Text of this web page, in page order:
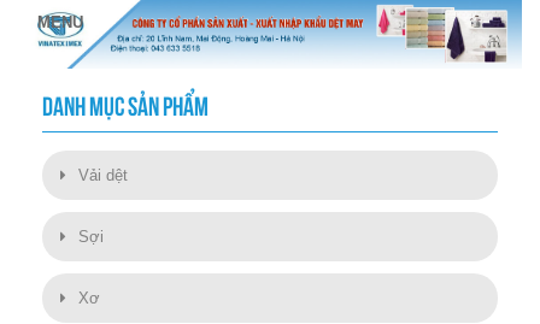
DANH MỤC SẢN PHẨM
Vải dệt
Sợi
Xơ